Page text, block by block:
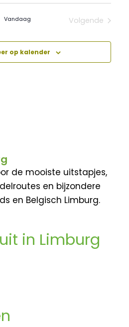
Vandaag
Volgende
op kalender
de mooiste uitstapjes,
en bijzondere
en Belgisch Limburg.
in Limburg